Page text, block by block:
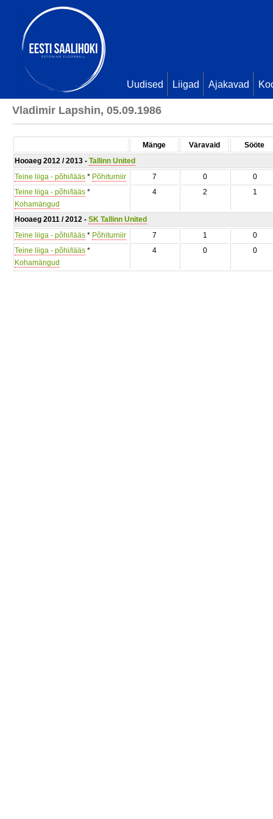
Uudised Liigad Ajakavad
Vladimir Lapshin, 05.09.1986
Mänge Väravaid
Sööte
Hooaeg 2012 / 2013 - Tallinn United
Teine liiga - põhi/lääs * Põhiturniir 7 0
0
Teine liiga - põhi/lääs *
Kohamängud
4 2 1
Hooaeg 2011 / 2012 - SK Tallinn United
Teine liiga - põhi/lääs * Põhiturniir 7 1
0
Teine liiga - põhi/lääs *
Kohamängud
4 0 0